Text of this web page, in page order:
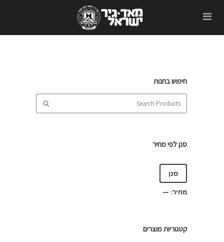
חיפוש בחנות
סנן לפי מחיר
סנן
מחיר: —
קטגוריות מוצרים